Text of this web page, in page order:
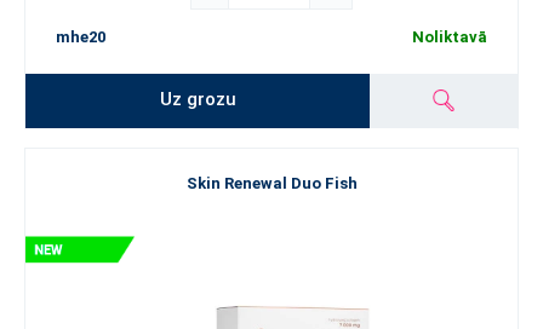
mhe20 Noliktavā
Uz grozu
Skin Renewal Duo Fish